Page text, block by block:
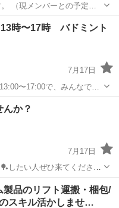
（現メンバーとの予定に
に集まったメンバーに合わ
ことがあるため人数を増や
サル
時〜17時 バドミント
7月17日
〜17:00で、みんなで楽
加・途中退席も全然OKで
・初心
トン
んか？
7月17日
したい人ぜひ来てください
やってますが津でもやれま
製品のリフト運搬・梱包/
スキル活かしませ…